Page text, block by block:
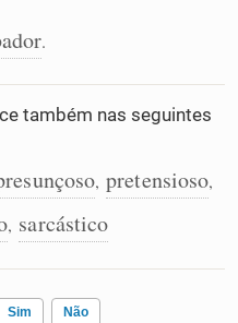
.
também nas seguintes
, pretensioso,
, sarcástico
Sim Não